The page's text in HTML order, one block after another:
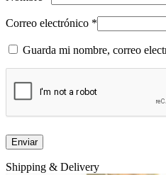
Correo electrónico *
Guarda mi nombre, correo
Shipping & Delivery